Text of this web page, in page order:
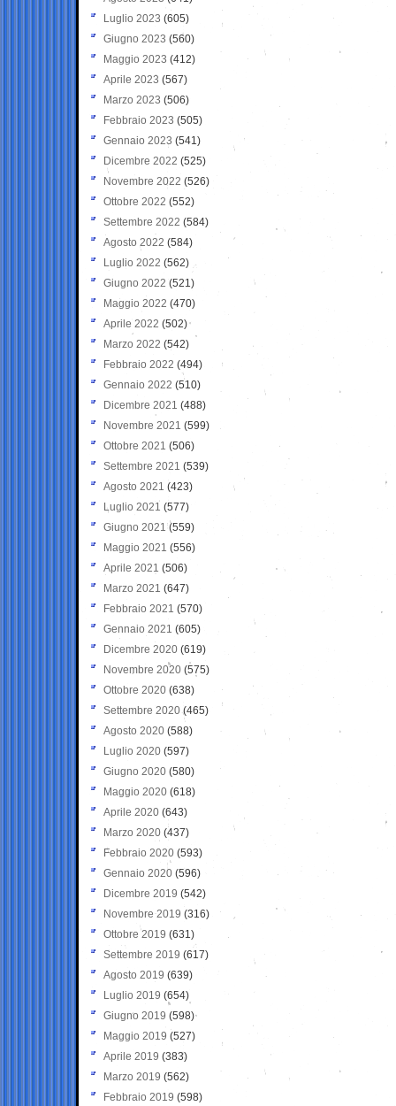
Luglio 2023 (605)
Giugno 2023 (560)
Maggio 2023 (412)
Aprile 2023 (567)
Marzo 2023 (506)
Febbraio 2023 (505)
Gennaio 2023 (541)
Dicembre 2022 (525)
Novembre 2022 (526)
Ottobre 2022 (552)
Settembre 2022 (584)
Agosto 2022 (584)
Luglio 2022 (562)
Giugno 2022 (521)
Maggio 2022 (470)
Aprile 2022 (502)
Marzo 2022 (542)
Febbraio 2022 (494)
Gennaio 2022 (510)
Dicembre 2021 (488)
Novembre 2021 (599)
Ottobre 2021 (506)
Settembre 2021 (539)
Agosto 2021 (423)
Luglio 2021 (577)
Giugno 2021(559)
Maggio 2021 (556)
Aprile 2021 (506)
Marzo 2021 (647)
Febbraio 2021 (570)
Gennaio 2021 (605)
Dicembre 2020 (619)
Novembre 2020 (575)
Ottobre 2020 (638)
Settembre 2020(465)
Agosto 2020 (588)
Luglio 2020 (597)
Giugno 2020 (580)
Maggio 2020 (618)
Aprile 2020 (643)
Marzo 2020 (437)
Febbraio 2020 (593)
Gennaio 2020 (596)
Dicembre 2019 (542)
Novembre 2019 (316)
Ottobre 2019 (631)
Settembre 2019 (617)
Agosto 2019 (639)
Luglio 2019 (654)
Giugno 2019 (598)
Maggio 2019 (527)
Aprile 2019 (383)
Marzo 2019 (562)
Febbraio 2019 (598)